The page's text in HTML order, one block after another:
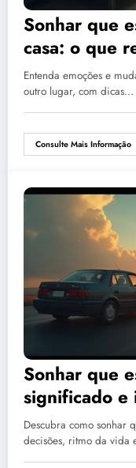
Sonhar que
casa: o que
Entenda emoções e
outro lugar, com dicas…
Consulte Mais Informação
Sonhar que
significado e
Descubra como sonhar
decisões, ritmo da vida